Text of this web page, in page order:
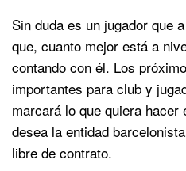
Sin duda es un jugador que
que, cuanto mejor está a
contando con él. Los
importantes para club y
marcará lo que quiera
desea la entidad
libre de contrato.